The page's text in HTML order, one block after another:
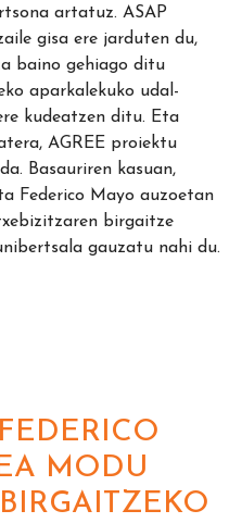
artatuz. ASAP
gisa ere jarduten du,
baino gehiago ditu
aparkalekuko udal-
kudeatzen ditu. Eta
AGREE proiektu
Basauriren kasuan,
Federico Mayo auzoetan
birgaitze
gauzatu nahi du.
MODU